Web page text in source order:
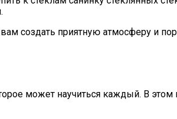
создать приятную атмосферу и
может научиться каждый. В